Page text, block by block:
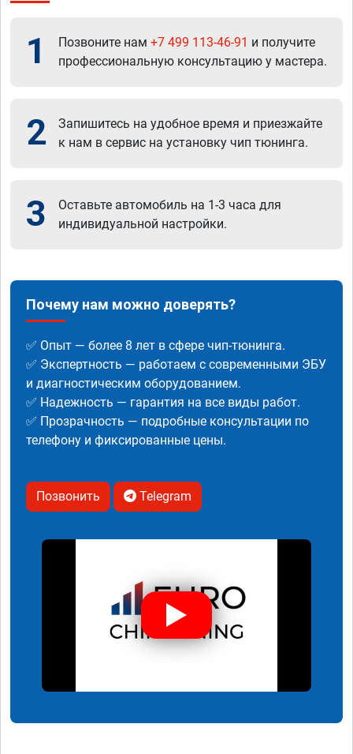
1 Позвоните нам +7 499 113-46-91 и получите
профессиональную консультацию у мастера.
2
Запишитесь на удобное время и приезжайте
к нам в сервис на установку чип тюнинга.
3
Оставьте автомобиль на 1-3 часа для
индивидуальной настройки.
Почему нам можно доверять?
✅ Опыт — более 8 лет в сфере чип-тюнинга.
✅ Экспертность — работаем с современными ЭБУ
и диагностическим оборудованием.
✅ Надежность — гарантия на все виды работ.
✅ Прозрачность — подробные консультации по
телефону и фиксированные цены.
Позвонить Telegram